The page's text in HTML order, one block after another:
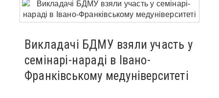
Викладачі БДМУ взяли участь у
семінарі-нараді в Івано-
Франківському медуніверситеті